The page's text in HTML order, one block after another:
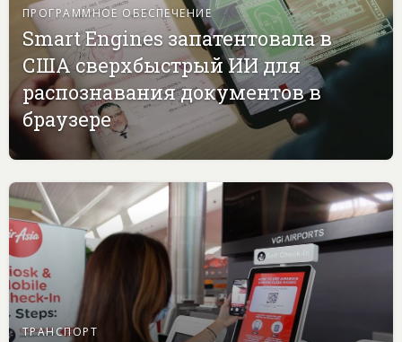
ПРОГРАММНОЕ ОБЕСПЕЧЕНИЕ
Smart Engines запатентовала в
США сверхбыстрый ИИ для
распознавания документов в
браузере
ТРАНСПОРТ